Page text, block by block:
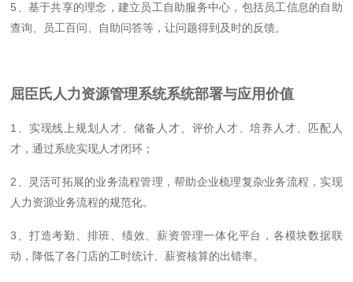
5、基于共享的理念，建立员工自助服务中心，包括员工信息的自助
查询、员工百问、自助问答等，让问题得到及时的反馈。
屈臣氏人力资源管理系统系统部署与应用价值
1、实现线上规划人才、储备人才、评价人才、培养人才、匹配人
才，通过系统实现人才闭环；
2、灵活可拓展的业务流程管理，帮助企业梳理复杂业务流程，实现
人力资源业务流程的规范化。
3、打造考勤、排班、绩效、薪资管理一体化平台，各模块数据联
动，降低了各门店的工时统计、薪资核算的出错率。